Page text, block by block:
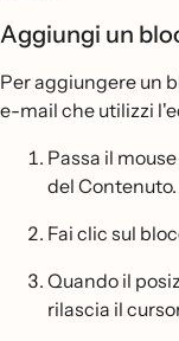
Aggiungi un
Per aggiungere un
e-mail che utilizzi
Passa il
del Contenuto.
Fai clic sul
Quando il
rilascia il